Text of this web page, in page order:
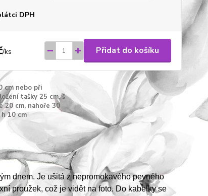
DPH
/ks Přidat do košíku
cm nebo při
tašky 25 cm, š
20 cm, nahoře 30
h 10 cm
dnem. Je ušitá z nepromokavého pevného
proužek, což je vidět na foto. Do kabelky se